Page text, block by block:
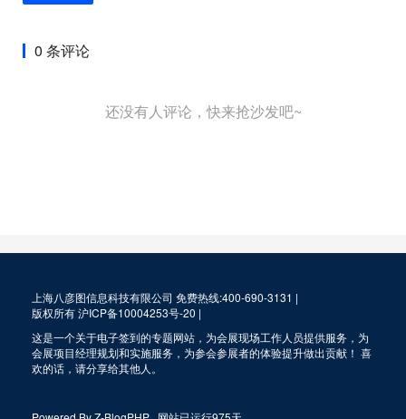
0 条评论
还没有人评论，快来抢沙发吧~
上海八彦图信息科技有限公司 免费热线:400-690-3131 |
版权所有沪ICP备10004253号-20 |
这是一个关于电子签到的专题网站，为会展现场工作人员提供服务，为
会展项目经理规划和实施服务，为参会参展者的体验提升做出贡献！ 喜
欢的话，请分享给其他人。